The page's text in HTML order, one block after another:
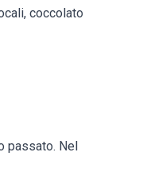
coccolato
passato. Nel